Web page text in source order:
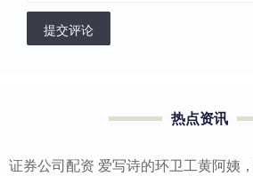
提交评论
热点资讯
证券公司配资 爱写诗的环卫工黄阿姨